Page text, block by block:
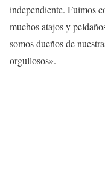
independiente. Fuimos
muchos atajos y
somos dueños de
orgullosos».